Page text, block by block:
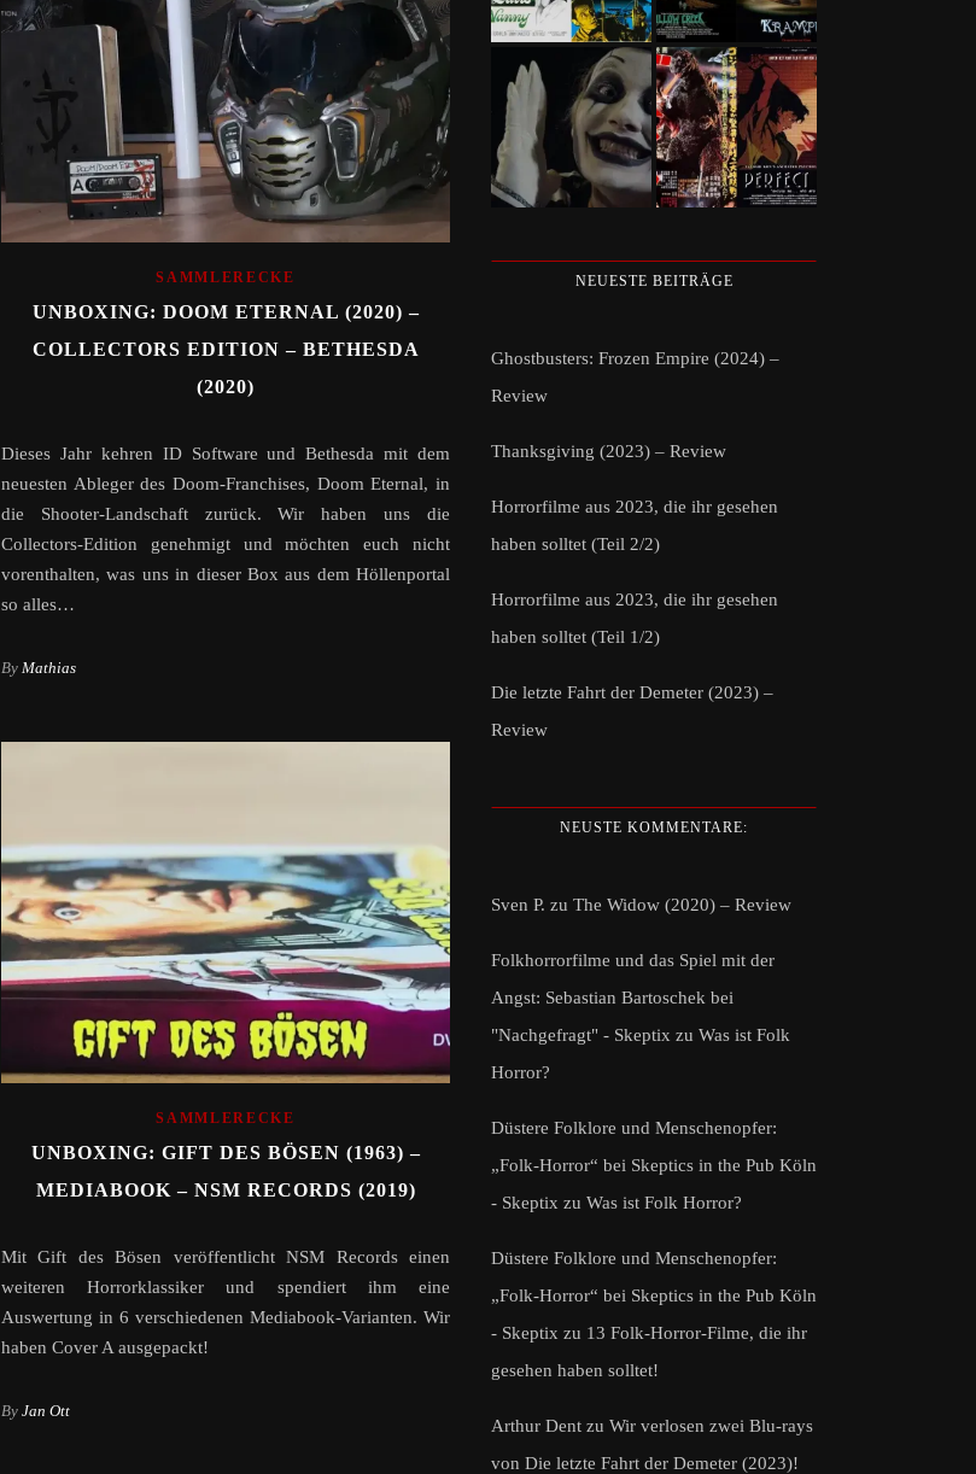
SAMMLERECKE
UNBOXING: DOOM ETERNAL (2020) –
COLLECTORS EDITION – BETHESDA
(2020)
Dieses Jahr kehren ID Software und Bethesda mit dem
neuesten Ableger des Doom-Franchises, Doom Eternal, in
die Shooter-Landschaft zurück. Wir haben uns die
Collectors-Edition genehmigt und möchten euch nicht
vorenthalten, was uns in dieser Box aus dem Höllenportal
so alles…
By Mathias
SAMMLERECKE
UNBOXING: GIFT DES BÖSEN (1963) –
MEDIABOOK – NSM RECORDS (2019)
Mit Gift des Bösen veröffentlicht NSM Records einen
weiteren Horrorklassiker und spendiert ihm eine
Auswertung in 6 verschiedenen Mediabook-Varianten. Wir
haben Cover A ausgepackt!
By Jan Ott
NEUESTE BEITRÄGE
Ghostbusters: Frozen Empire (2024) –
Review
Thanksgiving (2023) – Review
Horrorfilme aus 2023, die ihr gesehen
haben solltet (Teil 2/2)
Horrorfilme aus 2023, die ihr gesehen
haben solltet (Teil 1/2)
Die letzte Fahrt der Demeter (2023) –
Review
NEUSTE KOMMENTARE:
Sven P. zu The Widow (2020) – Review
Folkhorrorfilme und das Spiel mit der
Angst: Sebastian Bartoschek bei
"Nachgefragt" - Skeptix zu Was ist Folk
Horror?
Düstere Folklore und Menschenopfer:
„Folk-Horror“ bei Skeptics in the Pub Köln
- Skeptix zu Was ist Folk Horror?
Düstere Folklore und Menschenopfer:
„Folk-Horror“ bei Skeptics in the Pub Köln
- Skeptix zu 13 Folk-Horror-Filme, die ihr
gesehen haben solltet!
Arthur Dent zu Wir verlosen zwei Blu-rays
von Die letzte Fahrt der Demeter (2023)!